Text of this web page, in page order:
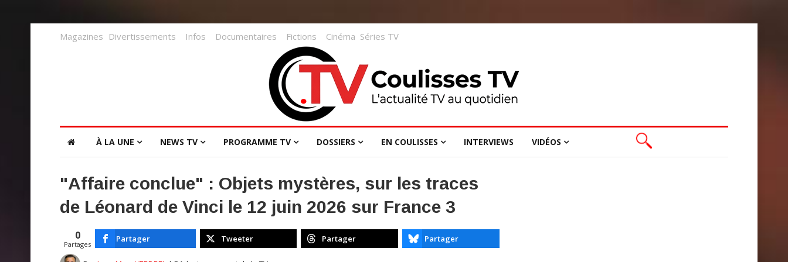
Magazines Divertissements Infos Documentaires Fictions Cinéma Séries TV
À LA UNE NEWS TV PROGRAMME TV DOSSIERS EN COULISSES INTERVIEWS VIDÉOS
"Affaire conclue" : Objets mystères, sur les traces
de Léonard de Vinci le 12 juin 2026 sur France 3
0
Partages
Partager Tweeter Partager Partager